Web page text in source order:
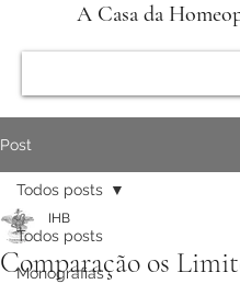
A Casa da
Post
Todos posts
Monografias
Todos posts
Comparação os
IHB